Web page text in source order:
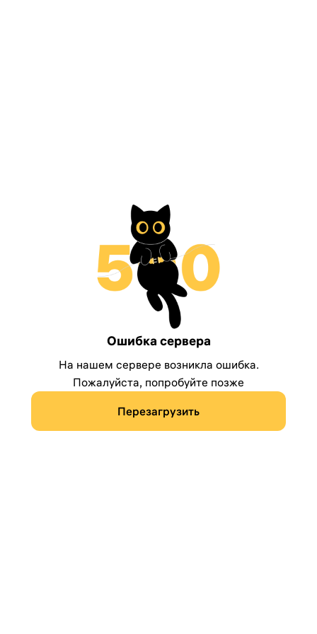
Ошибка сервера
На нашем сервере возникла ошибка.
Пожалуйста, попробуйте позже
Перезагрузить